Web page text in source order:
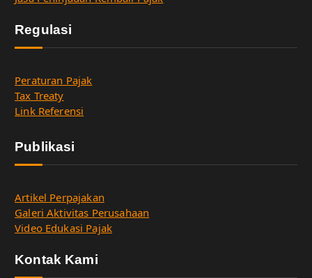
Regulasi
Peraturan Pajak
Tax Treaty
Link Referensi
Publikasi
Artikel Perpajakan
Galeri Aktivitas Perusahaan
Video Edukasi Pajak
Kontak Kami